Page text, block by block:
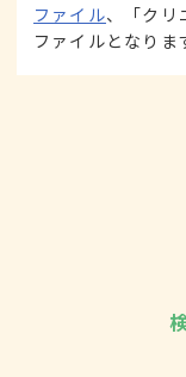
ファイル、「クリ
ファイルとなりま